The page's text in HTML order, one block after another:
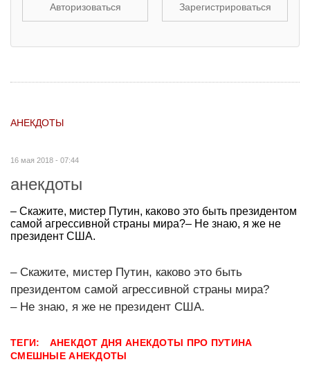
Авторизоваться Зарегистрироваться
АНЕКДОТЫ
16 мая 2018 - 07:44
анекдоты
– Скажите, мистер Путин, каково это быть президентом
самой агрессивной страны мира?– Не знаю, я же не
президент США.
– Скажите, мистер Путин, каково это быть
президентом самой агрессивной страны мира?
– Не знаю, я же не президент США.
ТЕГИ: АНЕКДОТ ДНЯ АНЕКДОТЫ ПРО ПУТИНА
СМЕШНЫЕ АНЕКДОТЫ